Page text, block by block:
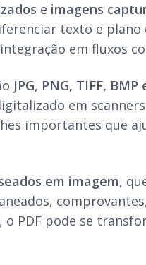
e imagens
texto e plano
em fluxos
JPG, PNG, TIFF, BMP
em
importantes que
em imagem,
PDF pode se